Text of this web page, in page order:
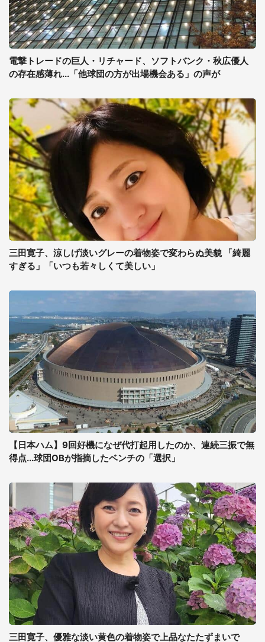
電撃トレードの巨人・リチャード、ソフトバンク・秋広優人
の存在感薄れ...「他球団の方が出場機会ある」の声が
三田寛子、涼しげ淡いグレーの着物姿で変わらぬ美貌 「綺麗
すぎる」「いつも若々しくて美しい」
【日本ハム】9回好機になぜ代打起用したのか、連続三振で無
得点...球団OBが指摘したベンチの「選択」
三田寛子、優雅な淡い黄色の着物姿で上品なたたずまいで